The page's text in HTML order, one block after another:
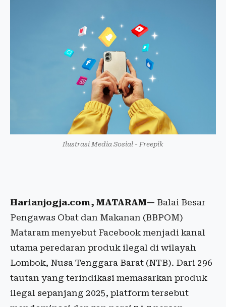
Ilustrasi Media Sosial - Freepik
Harianjogja.com, MATARAM— Balai Besar
Pengawas Obat dan Makanan (BBPOM)
Mataram menyebut Facebook menjadi kanal
utama peredaran produk ilegal di wilayah
Lombok, Nusa Tenggara Barat (NTB). Dari 296
tautan yang terindikasi memasarkan produk
ilegal sepanjang 2025, platform tersebut